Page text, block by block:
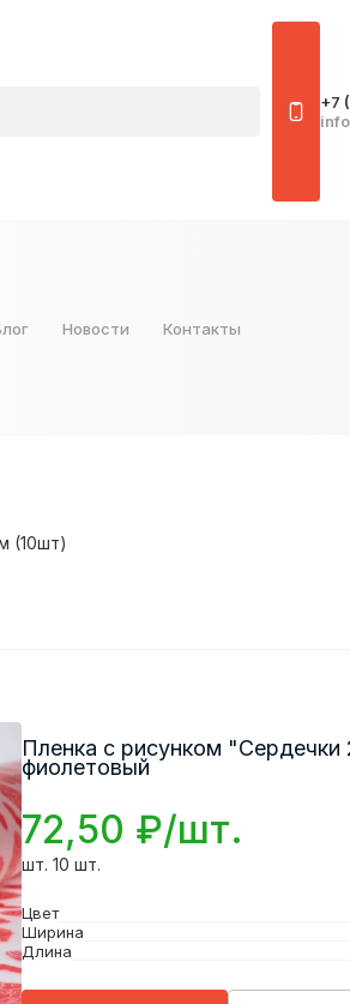
+7
Новости Контакты
(10шт)
Пленка с рисунком
фиолетовый
72,50 ₽/шт.
шт. 10 шт.
Цвет
Ширина
Длина